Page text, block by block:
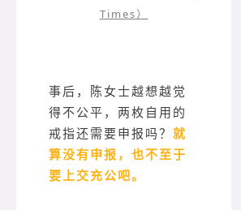
Times）
事后，陈女士越想越觉
得不公平，两枚自用的
戒指还需要申报吗？ 就
算没有申报，也不至于
要上交充公吧。